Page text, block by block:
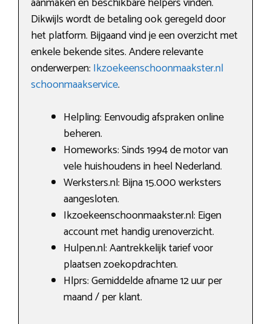
Dikwijls wordt de betaling ook geregeld door
het platform. Bijgaand vind je een overzicht met
enkele bekende sites. Andere relevante
onderwerpen: Ikzoekeenschoonmaakster.nl
schoonmaakservice.
Helpling: Eenvoudig afspraken online
beheren.
Homeworks: Sinds 1994 de motor van
vele huishoudens in heel Nederland.
Werksters.nl: Bijna 15.000 werksters
aangesloten.
Ikzoekeenschoonmaakster.nl: Eigen
account met handig urenoverzicht.
Hulpen.nl: Aantrekkelijk tarief voor
plaatsen zoekopdrachten.
Hlprs: Gemiddelde afname 12 uur per
maand / per klant.